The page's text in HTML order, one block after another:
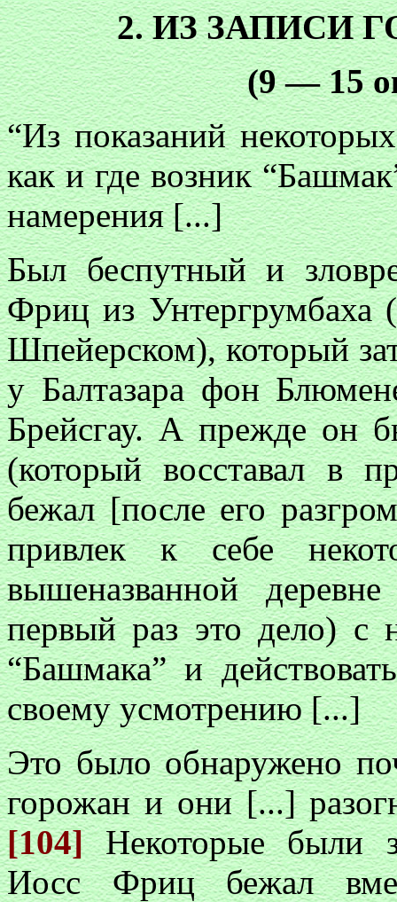
2. ИЗ ЗАПИСИ
(9 — 15
“Из показаний
как и где возник
намерения [...]
Был беспутный и
Фриц из Унтергрумбаха
Шпейерском), который
у Балтазара фон
Брейсгау. А прежде он
(который восставал в
бежал [после его
привлек к себе
вышеназванной
первый раз это дело) с
“Башмака” и
своему усмотрению [...]
Это было обнаружено
горожан и они [...]
[104]Некоторые были
Иосс Фриц бежал